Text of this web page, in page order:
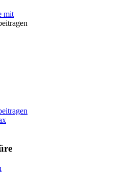
Sie dann E zum Bearbeiten)
mit